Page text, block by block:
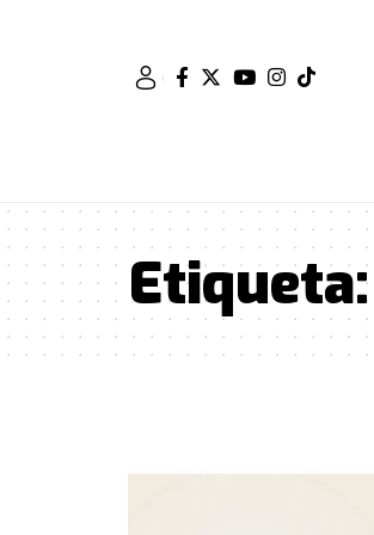
Etiqueta: